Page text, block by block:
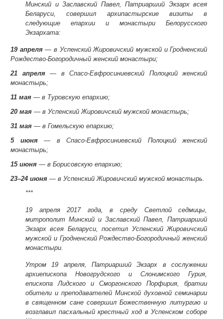
Минский и Заславский Павел, Патриарший Экзарх всея
Беларуси, совершил архипастырские визиты в
следующие епархии и монастыри Белорусского
Экзархата:
19 апреля— в Успенский Жировичский мужской и Гродненский
Рождество-Богородичный женский монастыри;
21 апреля— в Спасо-Евфросиниевский Полоцкий женский
монастырь;
11 мая — в Туровскую епархию;
20 мая — в Успенский Жировичский мужской монастырь;
31 мая — в Гомельскую епархию;
5 июня— в Спасо-Евфросиниевский Полоцкий женский
монастырь;
15 июня — в Борисовскую епархию;
23–24 июня — в Успенский Жировичский мужской монастырь.
***
19 апреля 2017 года,
в среду Светлой седмицы,
митрополит Минский и Заславский Павел, Патриарший
Экзарх всея Беларуси, посетил Успенский Жировичский
мужской и Гродненский Рождество-Богородичный женский
монастыри.
Утром 19 апреля, Патриарший Экзарх в сослужении
архиепископа Новогрудского и Слонимского Гурия,
епископа Лидского и Сморгонского Порфирия, братии
обители и преподавателей Минской духовной семинарии
в священном сане совершил Божественную литургию и
возглавил пасхальный крестный ход в Успенском соборе